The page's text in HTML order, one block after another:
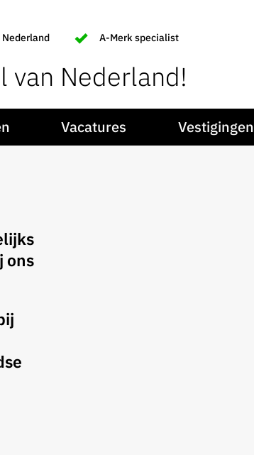
A-Merk specialist
van Nederland!
Vacatures Vestigingen
ons